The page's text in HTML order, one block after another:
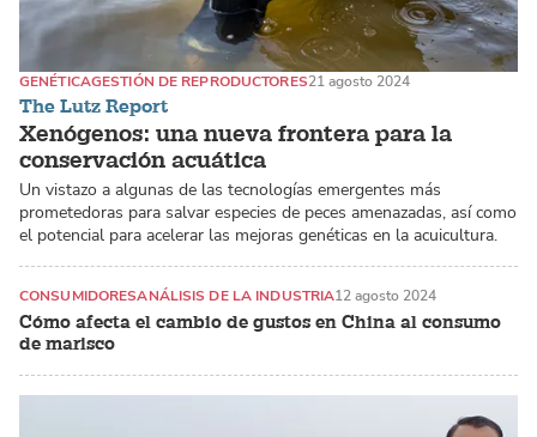
The Lutz Report
Xenógenos: una nueva frontera para la
conservación acuática
GENÉTICAGESTIÓN DE REPRODUCTORES21 agosto 2024
Un vistazo a algunas de las tecnologías emergentes más
prometedoras para salvar especies de peces amenazadas, así como
el potencial para acelerar las mejoras genéticas en la acuicultura.
Cómo afecta el cambio de gustos en China al consumo
de marisco
CONSUMIDORESANÁLISIS DE LA INDUSTRIA12 agosto 2024